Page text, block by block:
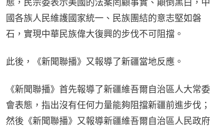
國各族人民維護國家統一、民族團結的意志堅如磐
石，實現中華民族偉大復興的步伐不可阻擋。
此後，《新聞聯播》又報導了新疆當地反應。
《新聞聯播》首先報導了新疆維吾爾自治區人大常委
會表態，指出沒有任何力量能夠阻擋新疆前進步伐；
然後《新聞聯播》又報導新疆維吾爾自治區人民政府